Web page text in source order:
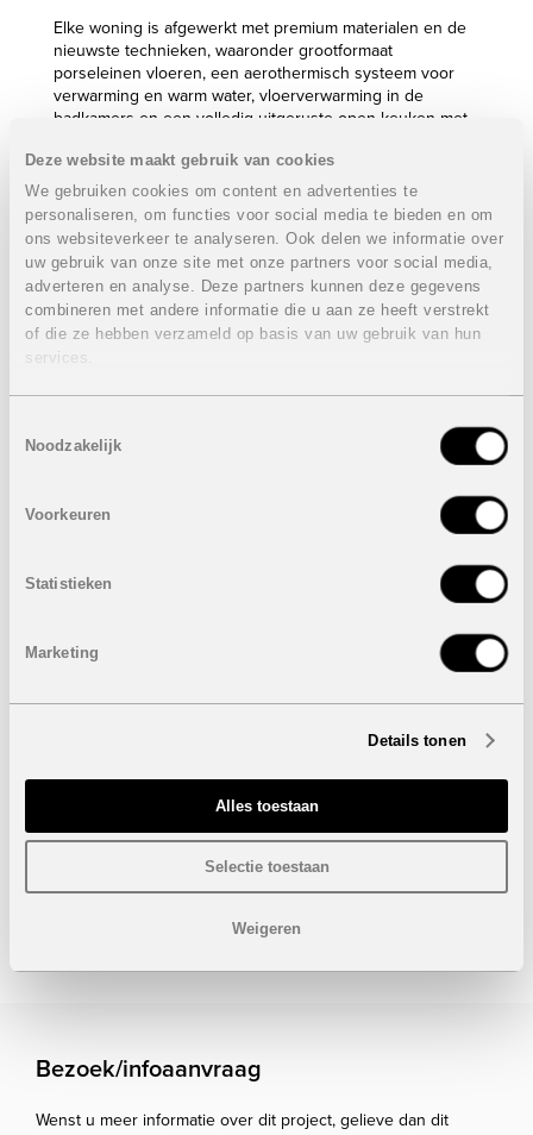
Deze website maakt gebruik van cookies
We gebruiken cookies om content en advertenties te
personaliseren, om functies voor social media te bieden en om
ons websiteverkeer te analyseren. Ook delen we informatie over
uw gebruik van onze site met onze partners voor social media,
adverteren en analyse. Deze partners kunnen deze gegevens
combineren met andere informatie die u aan ze heeft verstrekt
of die ze hebben verzameld op basis van uw gebruik van hun
services.
Noodzakelijk
Voorkeuren
Statistieken
Marketing
Details tonen
Alles toestaan
Selectie toestaan
Weigeren
Elke woning is afgewerkt met premium materialen en de
nieuwste technieken, waaronder grootformaat
porseleinen vloeren, een aerothermisch systeem voor
verwarming en warm water, vloerverwarming in de
badkamers en een volledig uitgeruste open keuken met
Andere details zoals aluminium schrijnwerk met dubbele
beglazing, motorische rolluiken, inloopdouches,
wandclosets en stijlvol verlicht designmeubilair in de
badkamers zorgen voor een verfijnde uitstraling.
360º by Cordia biedt een compleet resortconcept met
faciliteiten voor ontspanning, sport en sociaal leven.
Denk aan zwembaden voor volwassenen en kinderen
met zoutwatersysteem, een indoor wellness met jacuzzi,
hammam en infraroodsauna, een fitnessruimte,
De gated community beschikt over videobewaking, smart
home-functionaliteiten en pre-installatie voor elektrische
laadpalen, waardoor veiligheid en comfort centraal staan.
een lifestyle waar luxe, natuur en comfort samenkomen
op een van de mooiste plekken van de Costa del Sol.
400.000 euro
Appartementen met 2 slaapkamers: vanaf623.000
Appartementen met 3 slaapkamers: vanaf1.047.000
Onder voorbehoud van eventuele prijswijzigingen.
STUUR NAAR EEN VRIEND
Bezoek/infoaanvraag
Wenst u meer informatie over dit project, gelieve dan dit